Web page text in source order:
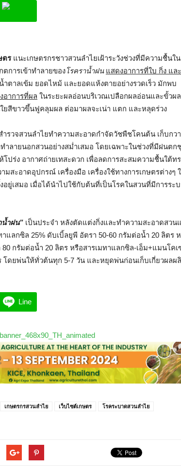
ตรแนะเกษตรกรชาวสวนลำไยเฝ้าระวังช่วงที่มีความชื้นใน
การเข้าทำลายของโรคราน้ำฝน แสดงอาการที่ใบ กิ่ง และ
ตาลเข้ม ยอดไหม้ และยอดแห้งตายอย่างรวดเร็ว มักพบ
อาการที่ผล ในระยะผลอ่อนบริเวณเปลือกผลอ่อนและขั้วผ
สีขาวขึ้นฟูคลุมผล ต่อมาผลจะเน่า แตก และหลุดร่วง
รวจสวนลำไยทำความสะอาดกำจัดวัชพืชโคนต้น เก็บกว
ำลายนอกสวนอย่างสม่ำเสมอ โดยเฉพาะในช่วงที่มีฝนตก
ปร่ง อากาศถ่ายเทสะดวก เพื่อลดการสะสมความชื้นใต้ท
สะอาดอุปกรณ์ เครื่องมือ เครื่องใช้ทางการเกษตรต่างๆ
ยู่เสมอ เมื่อได้นำไปใช้กับต้นที่เป็นโรคในสวนที่มีการระ
น้ำฝน” เป็นประจำ หลังตัดแต่งกิ่งและทำความสะอาดสวน
แลกซิล 25% ดับเบิ้ลยูพี อัตรา 50-60 กรัมต่อน้ำ 20 ลิตร
กรัมต่อน้ำ 20 ลิตร หรือสารเมทาแลกซิล-เอ็ม+แมนโคเ
โดยพ่นให้ทั่วต้นทุก 5-7 วัน และหยุดพ่นก่อนเก็บเกี่ยวผลผ
Line
เกษตรกรสวนลำไย เว็บไซต์เกษตร
โรคระบาดสวนลำไย